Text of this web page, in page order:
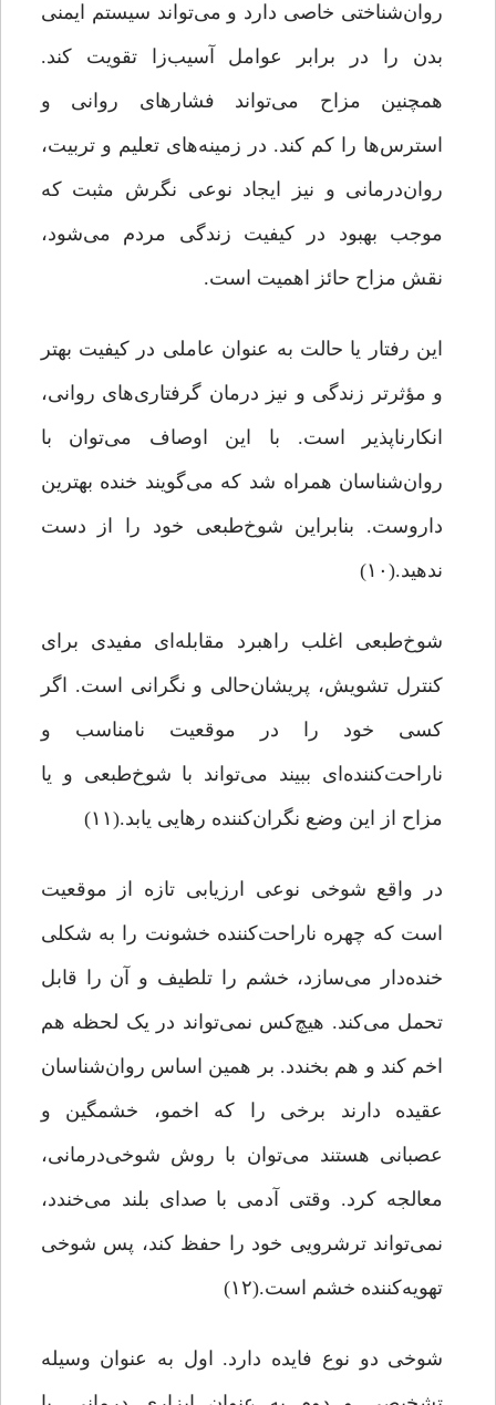
روان‌شناختی خاصی دارد و می‌تواند سیستم ایمنی
بدن را در برابر عوامل آسیب‌زا تقویت کند.
همچنین مزاح می‌تواند فشارهای روانی و
استرس‌ها را کم کند. در زمینه‌های تعلیم و تربیت،
روان‌درمانی و نیز ایجاد نوعی نگرش مثبت که
موجب بهبود در کیفیت زندگی مردم می‌شود،
نقش مزاح حائز اهمیت است.
این رفتار یا حالت به عنوان عاملی در کیفیت بهتر
و مؤثرتر زندگی و نیز درمان گرفتاری‌های روانی،
انکارناپذیر است. با این اوصاف می‌توان با
روان‌شناسان همراه شد که می‌گویند خنده بهترین
داروست. بنابراین شوخ‌طبعی خود را از دست
ندهید.(۱۰)
شوخ‌طبعی اغلب راهبرد مقابله‌ای مفیدی برای
کنترل تشویش‌، پریشان‌حالی‌ و نگرانی‌ است. اگر
کسی خود را در موقعیت نامناسب و
ناراحت‌کننده‌ای ببیند می‌تواند با شوخ‌طبعی و یا
مزاح از این وضع نگران‌کننده رهایی یابد.(۱۱)
در واقع شوخی نوعی ارزیابی تازه از موقعیت
است که چهره‌ ناراحت‌کننده‌ خشونت را به شکلی
خنده‌دار می‌سازد، خشم را تلطیف و آن را قابل
تحمل می‌کند. هیچ‌کس نمی‌تواند در یک لحظه هم
اخم کند و هم بخندد. بر همین اساس روان‌شناسان
عقیده دارند برخی را که اخمو، خشمگین و
عصبانی هستند می‌توان با روش شوخی‌درمانی،
معالجه کرد. وقتی آدمی با صدای بلند می‌خندد،
نمی‌تواند ترشرویی خود را حفظ کند، پس شوخی
تهویه‌کننده‌ خشم است.(۱۲)
شوخی دو نوع فایده دارد. اول به عنوان وسیله‌